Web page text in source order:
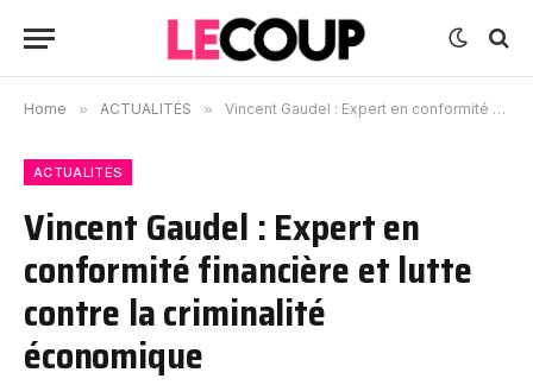
Home » ACTUALITÉS » Vincent Gaudel : Expert en conformité financière et lutte contre la criminalité économique
ACTUALITÉS
Vincent Gaudel : Expert en
conformité financière et lutte
contre la criminalité
économique